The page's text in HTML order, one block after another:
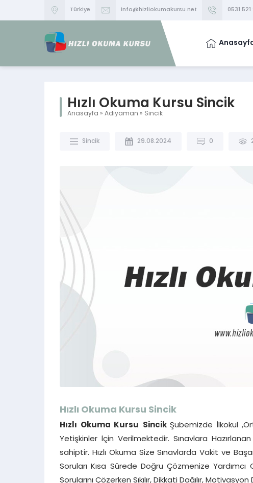
Türkiye info@hizliokumakursu.net 0531 521
Hızlı Okuma Kursu Sincik
Anasayfa » Adıyaman » Sincik
Sincik 29.08.2024 0
Hızlı Okuma Kursu Sincik
Hızlı Okuma Kursu SincikŞubemizde İlkokul
Yetişkinler İçin Verilmektedir. Sınavlara
sahiptir. Hızlı Okuma Size Sınavlarda Vakit ve
Soruları Kısa Sürede Doğru Çözmenize
Sorularını Çözerken Sıkılır, Dikkati Dağılır,